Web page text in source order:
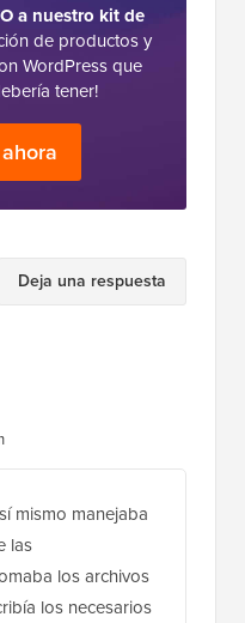
a nuestro kit de
de productos y
WordPress que
tener!
Deja una respuesta
mismo manejaba
las
los archivos
los necesarios